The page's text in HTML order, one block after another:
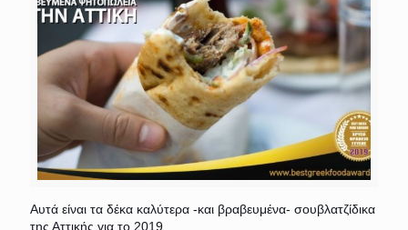
Αυτά είναι τα δέκα καλύτερα -και βραβευμένα- σουβλατζίδικα
της Αττικής για το 2019